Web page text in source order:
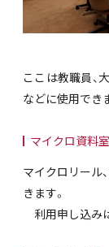
ここは教職員、
などに使用でき
マイクロ資料室
マイクロリール
きます。
利用申し込み